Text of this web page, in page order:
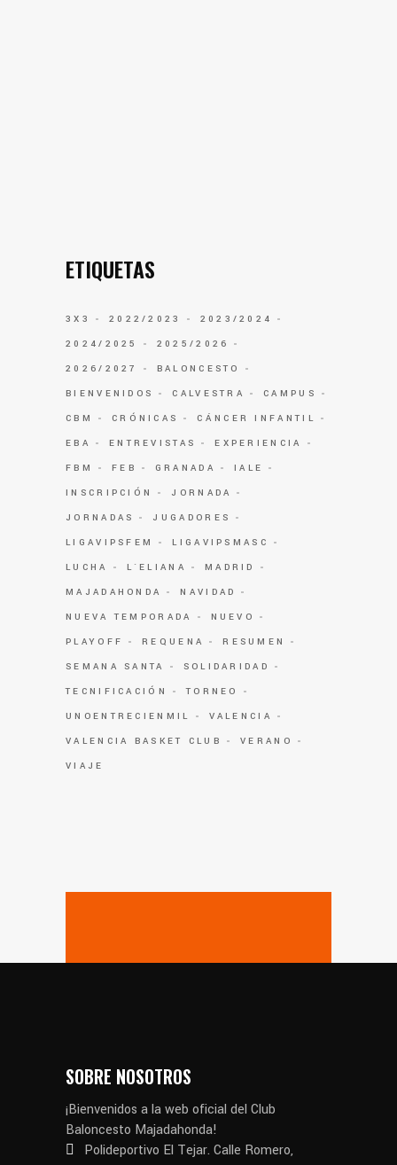
ETIQUETAS
3X3 2022/2023
2023/2024
2024/2025
2025/2026
2026/2027
BALONCESTO
BIENVENIDOS
CALVESTRA
CAMPUS
CBM
CRÓNICAS
CÁNCER INFANTIL
EBA
ENTREVISTAS
EXPERIENCIA
FBM
FEB GRANADA
IALE
INSCRIPCIÓN
JORNADA
JORNADAS
JUGADORES
LIGAVIPSFEM
LIGAVIPSMASC
LUCHA
L`ELIANA
MADRID
MAJADAHONDA
NAVIDAD
NUEVA TEMPORADA
NUEVO
PLAYOFF
REQUENA
RESUMEN
SEMANA SANTA
SOLIDARIDAD
TECNIFICACIÓN
TORNEO
UNOENTRECIENMIL
VALENCIA
VALENCIA BASKET CLUB
VERANO
VIAJE
SOBRE NOSOTROS
¡Bienvenidos a la web oficial del Club
Baloncesto Majadahonda!
Polideportivo El Tejar. Calle Romero,